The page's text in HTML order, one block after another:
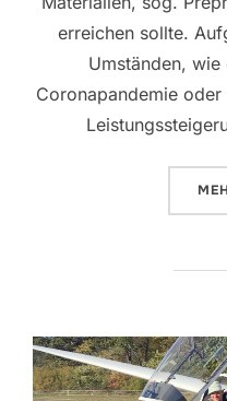
erreichen sollte.
Umständen,
Coronapandemie